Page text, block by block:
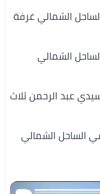
الشمالي غرفة
الشمالي
عبد الرحمن ثلاث
الساحل الشمالي